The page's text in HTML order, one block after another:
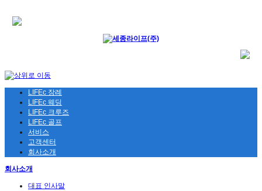
LIFEc 장례
LIFEc 웨딩
LIFEc 크루즈
LIFEc 골프
서비스
고객센터
회사소개
회사소개
대표 인사말